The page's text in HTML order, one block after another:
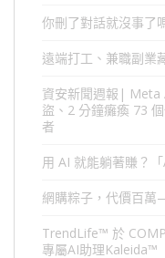
你刪了對話就沒事了
遠端打工、兼職副業
資安新聞週報| Meta
盜、2 分鐘癱瘓 73
者
用 AI 就能躺著賺？
網購粽子，代價百
TrendLife™ 於
專屬AI助理Kaleida™